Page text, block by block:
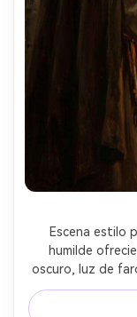
Escena estilo
humilde
oscuro, luz de
fuerte
desgastadas,